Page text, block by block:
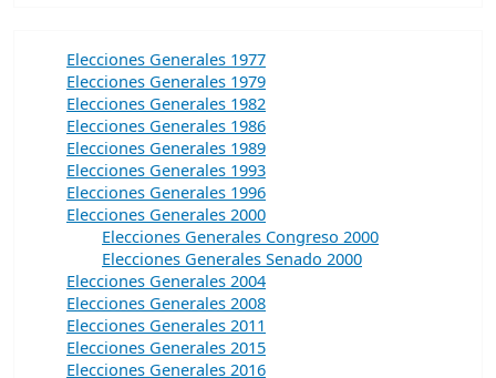
Elecciones Generales 1977
Elecciones Generales 1979
Elecciones Generales 1982
Elecciones Generales 1986
Elecciones Generales 1989
Elecciones Generales 1993
Elecciones Generales 1996
Elecciones Generales 2000
Elecciones Generales Congreso 2000
Elecciones Generales Senado 2000
Elecciones Generales 2004
Elecciones Generales 2008
Elecciones Generales 2011
Elecciones Generales 2015
Elecciones Generales 2016